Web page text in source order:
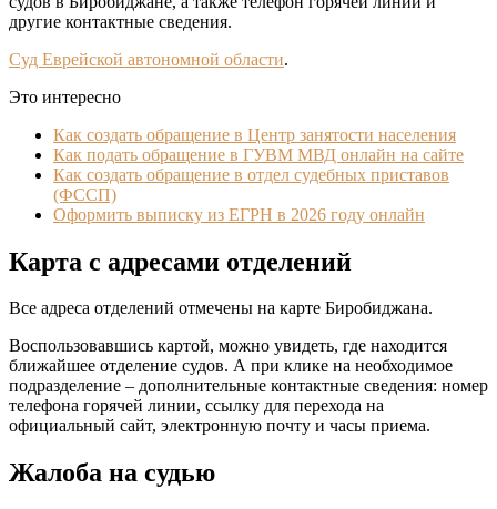
другие контактные сведения.
Суд Еврейской автономной области.
Это интересно
Как создать обращение в Центр занятости населения
Как подать обращение в ГУВМ МВД онлайн на сайте
Как создать обращение в отдел судебных приставов
(ФССП)
Оформить выписку из ЕГРН в 2026 году онлайн
Карта с адресами отделений
Все адреса отделений отмечены на карте Биробиджана.
Воспользовавшись картой, можно увидеть, где находится
ближайшее отделение судов. А при клике на необходимое
подразделение – дополнительные контактные сведения: номер
телефона горячей линии, ссылку для перехода на
официальный сайт, электронную почту и часы приема.
Жалоба на судью